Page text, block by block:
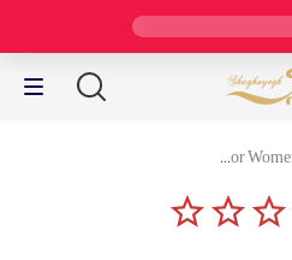
Gucci Rush For Women EDT
star_borderstar_borderstar_border